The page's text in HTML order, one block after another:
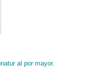
al por mayor.